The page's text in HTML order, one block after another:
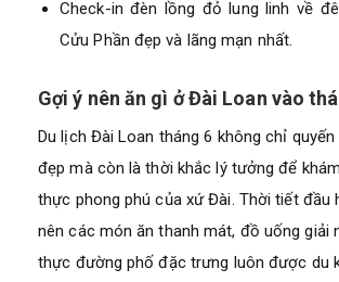
Check-in đèn lồng đỏ lung linh về
Cửu Phần đẹp và lãng mạn nhất.
Gợi ý nên ăn gì ở Đài Loan vào
Du lịch Đài Loan tháng 6 không chỉ quyến
đẹp mà còn là thời khắc lý tưởng để
thực phong phú của xứ Đài. Thời tiết đầu
nên các món ăn thanh mát, đồ uống giải
thực đường phố đặc trưng luôn được du